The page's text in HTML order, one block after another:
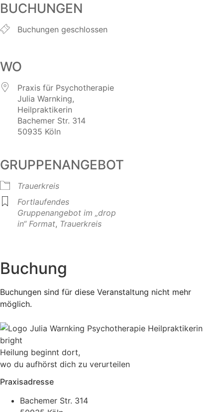
BUCHUNGEN
Buchungen geschlossen
WO
Praxis für Psychotherapie
Julia Warnking,
Heilpraktikerin
Bachemer Str. 314
50935 Köln
GRUPPENANGEBOT
Trauerkreis
Fortlaufendes
Gruppenangebot im „drop
in“ Format, Trauerkreis
Buchung
Buchungen sind für diese Veranstaltung nicht mehr
möglich.
Heilung beginnt dort,
wo du aufhörst dich zu verurteilen
Praxisadresse
Bachemer Str. 314